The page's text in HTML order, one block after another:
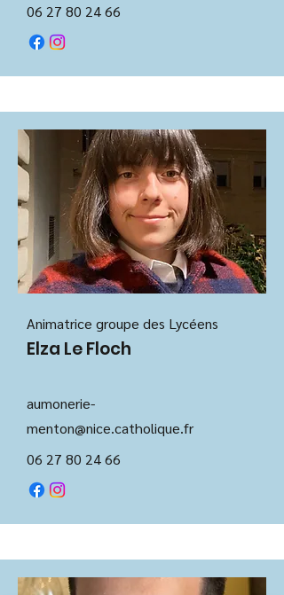
06 27 80 24 66
Animatrice groupe des Lycéens
Elza Le Floch
aumonerie-
menton@nice.catholique.fr
06 27 80 24 66